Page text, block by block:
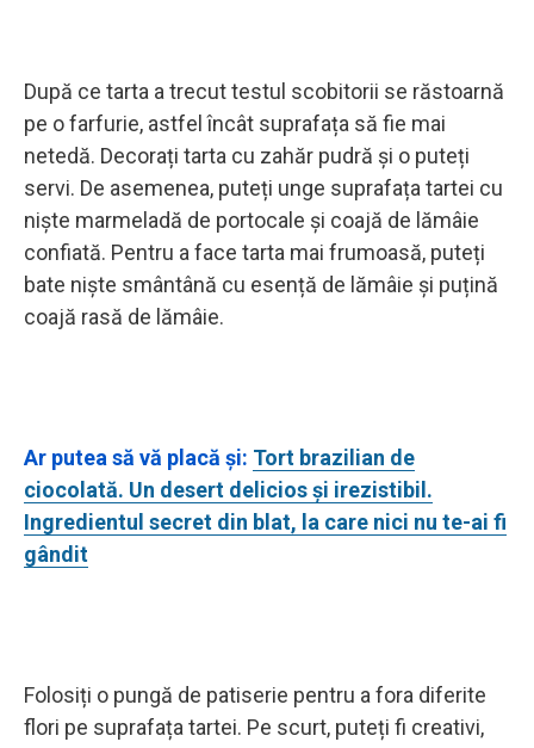
După ce tarta a trecut testul scobitorii se răstoarnă
pe o farfurie, astfel încât suprafața să fie mai
netedă. Decorați tarta cu zahăr pudră și o puteți
servi. De asemenea, puteți unge suprafața tartei cu
niște marmeladă de portocale și coajă de lămâie
confiată. Pentru a face tarta mai frumoasă, puteți
bate niște smântână cu esență de lămâie și puțină
coajă rasă de lămâie.
Ar putea să vă placă și: Tort brazilian de
ciocolată. Un desert delicios și irezistibil.
Ingredientul secret din blat, la care nici nu te-ai fi
gândit
Folosiți o pungă de patiserie pentru a fora diferite
flori pe suprafața tartei. Pe scurt, puteți fi creativi,